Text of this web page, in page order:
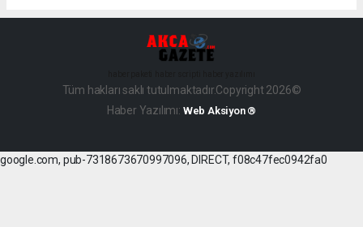
Tüm hakları saklı tutulmaktadır.Copyright 2026©
Haber Yazılımı: Web Aksiyon ®
google.com, pub-7318673670997096, DIRECT, f08c47fec0942fa0